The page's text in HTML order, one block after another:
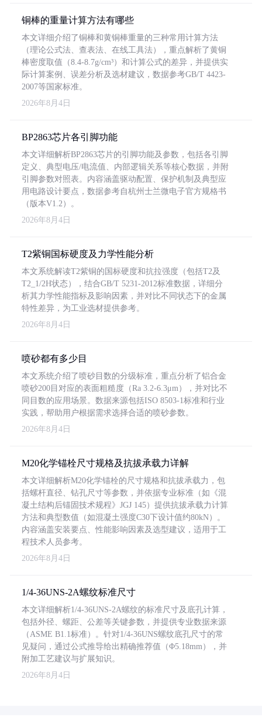
铜棒的重量计算方法有哪些
本文详细介绍了铜棒和黄铜棒重量的三种常用计算方法
（理论公式法、查表法、在线工具法），重点解析了黄铜
棒密度取值（8.4-8.7g/cm³）和计算公式的差异，并提供实
际计算案例、误差分析及选材建议，数据参考GB/T 4423-
2007等国家标准。
2026年8月4日
BP2863芯片各引脚功能
本文详细解析BP2863芯片的引脚功能及参数，包括各引脚
定义、典型电压/电流值、内部逻辑关系等核心数据，并附
引脚参数对照表。内容涵盖驱动配置、保护机制及典型应
用电路设计要点，数据参考自杭州士兰微电子官方规格书
（版本V1.2）。
2026年8月4日
T2紫铜国标硬度及力学性能分析
本文系统解读T2紫铜的国标硬度和抗拉强度（包括T2及
T2_1/2H状态），结合GB/T 5231-2012标准数据，详细分
析其力学性能指标及影响因素，并对比不同状态下的金属
特性差异，为工业选材提供参考。
2026年8月4日
喷砂都有多少目
本文系统介绍了喷砂目数的分级标准，重点分析了铝合金
喷砂200目对应的表面粗糙度（Ra 3.2-6.3μm），并对比不
同目数的应用场景。数据来源包括ISO 8503-1标准和行业
实践，帮助用户根据需求选择合适的喷砂参数。
2026年8月4日
M20化学锚栓尺寸规格及抗拔承载力详解
本文详细解析M20化学锚栓的尺寸规格和抗拔承载力，包
括螺杆直径、钻孔尺寸等参数，并依据专业标准（如《混
凝土结构后锚固技术规程》JGJ 145）提供抗拔承载力计算
方法和典型数值（如混凝土强度C30下设计值约80kN）。
内容涵盖安装要点、性能影响因素及选型建议，适用于工
程技术人员参考。
2026年8月4日
1/4-36UNS-2A螺纹标准尺寸
本文详细解析1/4-36UNS-2A螺纹的标准尺寸及底孔计算，
包括外径、螺距、公差等关键参数，并提供专业数据来源
（ASME B1.1标准）。针对1/4-36UNS螺纹底孔尺寸的常
见疑问，通过公式推导给出精确推荐值（Φ5.18mm），并
附加工艺建议与扩展知识。
2026年8月4日